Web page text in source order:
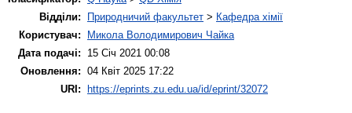
Відділи:
Природничий факультет > Кафедра хімії
Користувач:
Микола Володимирович Чайка
Дата подачі:
15 Січ 2021 00:08
Оновлення: 04 Квіт 2025 17:22
URI:
https://eprints.zu.edu.ua/id/eprint/32072